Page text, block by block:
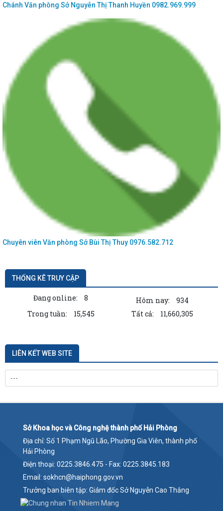
Chánh Văn phòng SởNguyễn Thị Thanh Huyền 0982.969.999
Chuyên viên Văn phòng SởBùi Thị Thuy 0976.582.712
THỐNG KÊ TRUY CẬP
Đang online: 8 Hôm nay:
934
Trong tuần:
15,545 Tất cả: 11,660,305
LIÊN KẾT WEB SITE
Sở Khoa học và Công nghệ thành phố Hải Phòng
Địa chỉ: Số 1 Phạm Ngũ Lão, Phường Gia Viên, thành phố
Hải Phòng
Điện thoại: 0225.3846.475 - Fax: 0225.3845.183
Email: sokhcn@haiphong.gov.vn
Trưởng ban biên tập: Giám đốc Sở Nguyễn Cao Thắng